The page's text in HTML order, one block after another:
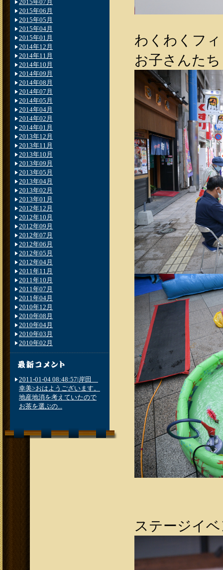
わくわくフ
お子さんた
ステージイ
2015年07月
2015年06月
2015年05月
2015年04月
2015年01月
2014年12月
2014年11月
2014年10月
2014年09月
2014年08月
2014年07月
2014年05月
2014年04月
2014年02月
2014年01月
2013年12月
2013年11月
2013年10月
2013年09月
2013年05月
2013年04月
2013年02月
2013年01月
2012年12月
2012年10月
2012年09月
2012年07月
2012年06月
2012年05月
2012年04月
2011年11月
2011年10月
2011年07月
2011年04月
2010年12月
2010年08月
2010年04月
2010年03月
2010年02月
2011-01-04 08:48:57|岸田
幸美>おはようございます。
地産地消を考えていたので
お茶を選ぶの...